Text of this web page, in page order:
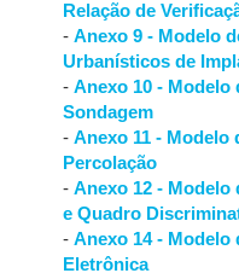
Relação de
-Anexo 9 - Modelo
Urbanísticos de
-Anexo 10 - Modelo
Sondagem
-Anexo 11 - Modelo
Percolação
-Anexo 12 - Modelo
e Quadro
-Anexo 14 - Modelo
Eletrônica